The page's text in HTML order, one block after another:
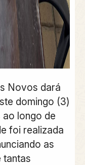
Novos dará
domingo (3)
ao longo de
foi realizada
as
tantas